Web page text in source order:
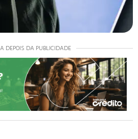
DEPOIS DA PUBLICIDADE